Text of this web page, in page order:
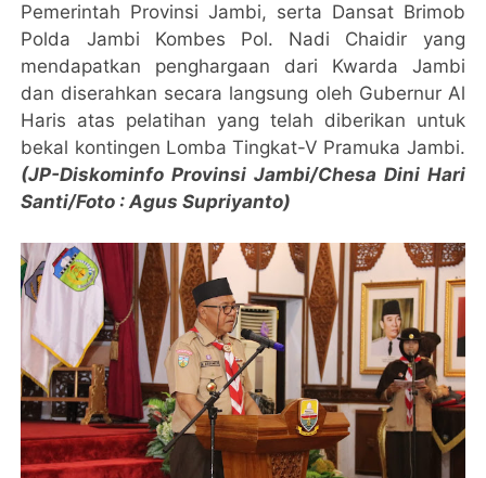
Pemerintah Provinsi Jambi, serta Dansat Brimob
Polda Jambi Kombes Pol. Nadi Chaidir yang
mendapatkan penghargaan dari Kwarda Jambi
dan diserahkan secara langsung oleh Gubernur Al
Haris atas pelatihan yang telah diberikan untuk
bekal kontingen Lomba Tingkat-V Pramuka Jambi.
(JP-Diskominfo Provinsi Jambi/Chesa Dini Hari
Santi/Foto : Agus Supriyanto)